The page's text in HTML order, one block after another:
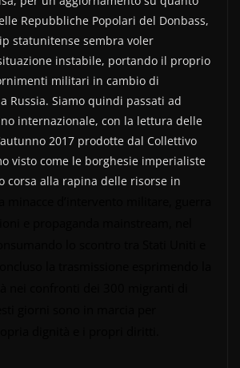
vi
di
Repubbliche Popolari del Donbass,
statunitense sembra voler
instabile, portando il proprio
militari in cambio di
Russia. Siamo quindi passati ad
internazionale, con la lettura delle
2017 prodotte dal Collettivo
visto come le borghesie imperialiste
corsa alla rapina delle risorse in